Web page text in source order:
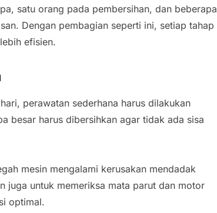
satu orang pada pembersihan, dan beberapa
Dengan pembagian seperti ini, setiap tahap
efisien.
perawatan sederhana harus dilakukan
besar harus dibersihkan agar tidak ada sisa
mesin mengalami kerusakan mendadak
juga untuk memeriksa mata parut dan motor
optimal.